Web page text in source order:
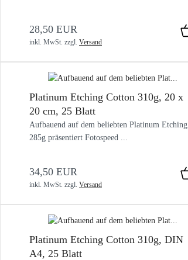
28,50 EUR
inkl. MwSt. zzgl. Versand
Platinum Etching Cotton 310g, 20 x
20 cm, 25 Blatt
Aufbauend auf dem beliebten Platinum Etching
285g präsentiert Fotospeed ...
34,50 EUR
inkl. MwSt. zzgl. Versand
Platinum Etching Cotton 310g, DIN
A4, 25 Blatt